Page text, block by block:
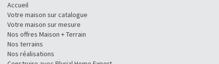
Accueil
Votre maison sur catalogue
Votre maison sur mesure
Nos offres Maison + Terrain
Nos terrains
Nos réalisations